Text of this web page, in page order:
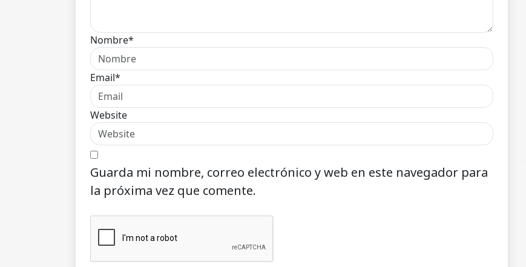
Nombre*
Email*
Website
Guarda mi nombre, correo electrónico y web en este navegador para
la próxima vez que comente.